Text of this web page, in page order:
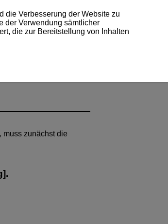
muss zunächst die
].
die Verbesserung der Website zu
der Verwendung sämtlicher
die zur Bereitstellung von Inhalten